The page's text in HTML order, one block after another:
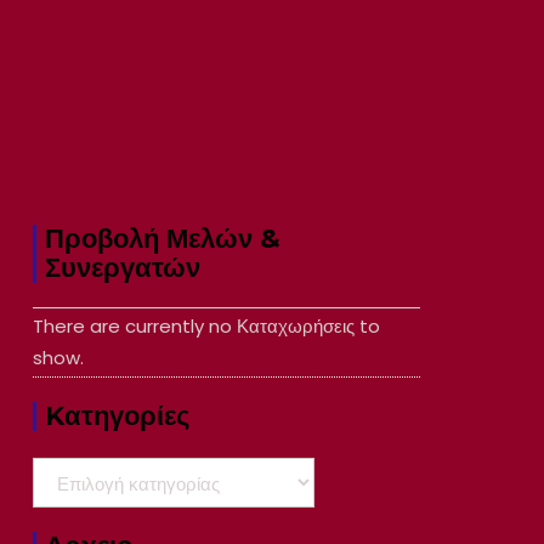
Προβολή Μελών &
Συνεργατών
There are currently no Καταχωρήσεις to
show.
Kατηγορίες
Kατηγορίες